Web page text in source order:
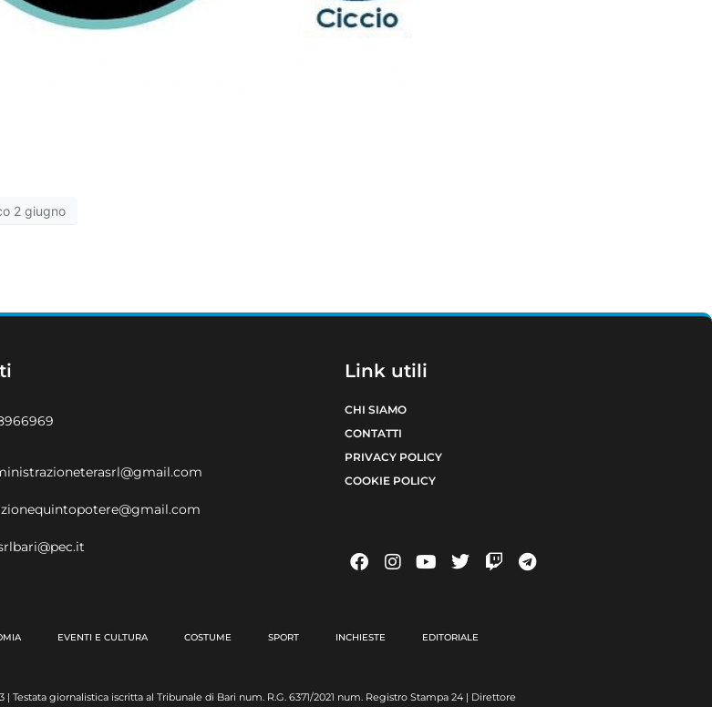
2 giugno
Link utili
CHI SIAMO
CONTATTI
PRIVACY POLICY
COOKIE POLICY
EVENTI E CULTURA COSTUME SPORT INCHIESTE EDITORIALE
giornalistica iscritta al Tribunale di Bari num. R.G. 6371/2021 num. Registro Stampa 24 | Direttore